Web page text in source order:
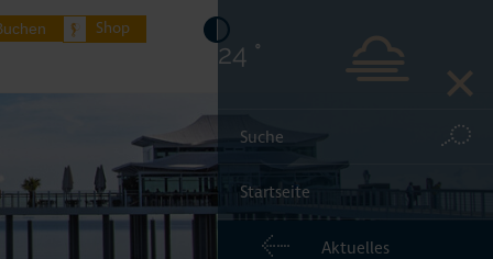
Shop
24 °
Startseite
Aktuelles